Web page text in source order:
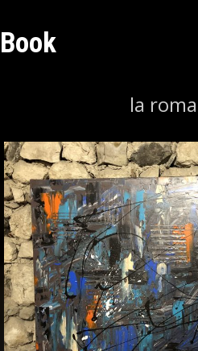
Book
la